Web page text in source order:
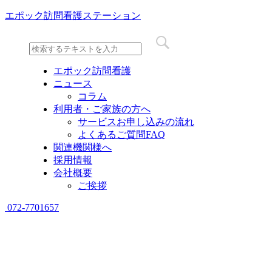
エポック訪問看護ステーション
エポック訪問看護
ニュース
コラム
利用者・ご家族の方へ
サービスお申し込みの流れ
よくあるご質問FAQ
関連機関様へ
採用情報
会社概要
ご挨拶
072-7701657